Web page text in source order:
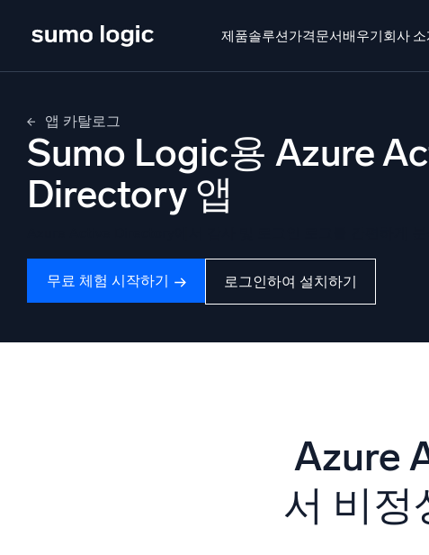
제품솔루션가격문서배우기회사 소
플랫폼
Dojo AI
강력한
앱 카탈로그
Sumo Logic용 Azure
Directory 앱
무료 체험 시작하기 로그인하여 설치하기
Azure
서 비정